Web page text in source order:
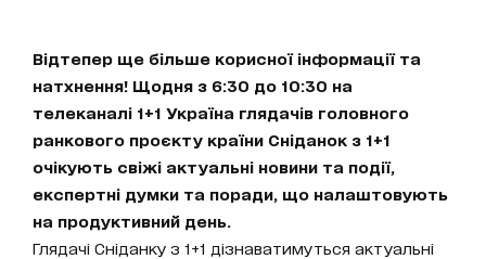
Відтепер ще більше корисної інформації та
натхнення! Щодня з 6:30 до 10:30 на
телеканалі 1+1 Україна глядачів головного
ранкового проєкту країни Сніданок з 1+1
очікують свіжі актуальні новини та події,
експертні думки та поради, що налаштовують
на продуктивний день.
Глядачі Сніданку з 1+1 дізнаватимуться актуальні